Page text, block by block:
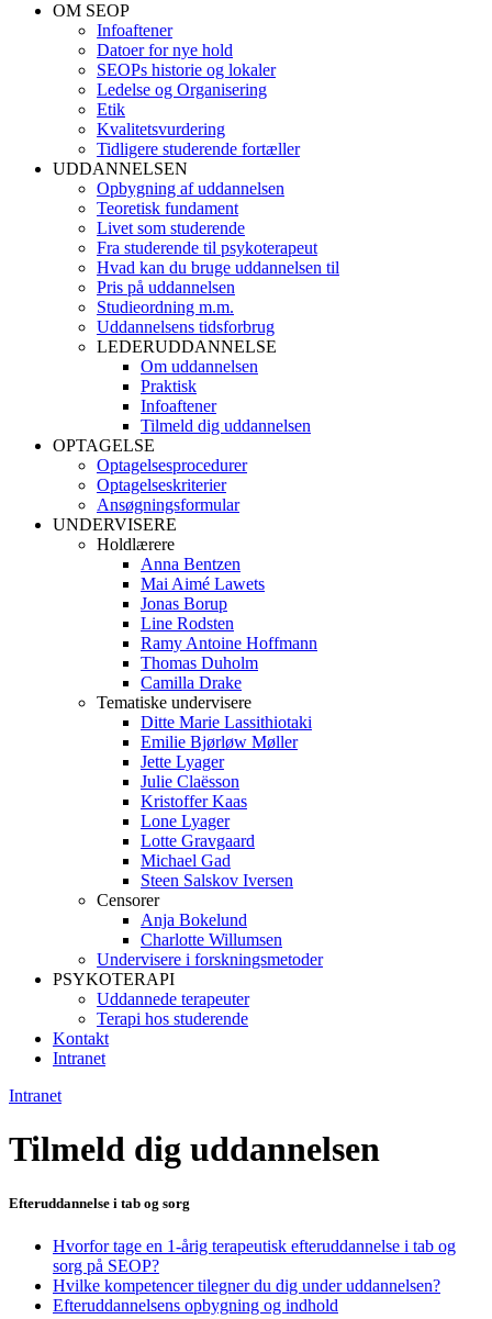
OM SEOP
Infoaftener
Datoer for nye hold
SEOPs historie og lokaler
Ledelse og Organisering
Etik
Kvalitetsvurdering
Tidligere studerende fortæller
UDDANNELSEN
Opbygning af uddannelsen
Teoretisk fundament
Livet som studerende
Fra studerende til psykoterapeut
Hvad kan du bruge uddannelsen til
Pris på uddannelsen
Studieordning m.m.
Uddannelsens tidsforbrug
LEDERUDDANNELSE
Om uddannelsen
Praktisk
Infoaftener
Tilmeld dig uddannelsen
OPTAGELSE
Optagelsesprocedurer
Optagelseskriterier
Ansøgningsformular
UNDERVISERE
Holdlærere
Anna Bentzen
Mai Aimé Lawets
Jonas Borup
Line Rodsten
Ramy Antoine Hoffmann
Thomas Duholm
Camilla Drake
Tematiske undervisere
Ditte Marie Lassithiotaki
Emilie Bjørløw Møller
Jette Lyager
Julie Claësson
Kristoffer Kaas
Lone Lyager
Lotte Gravgaard
Michael Gad
Steen Salskov Iversen
Censorer
Anja Bokelund
Charlotte Willumsen
Undervisere i forskningsmetoder
PSYKOTERAPI
Uddannede terapeuter
Terapi hos studerende
Kontakt
Intranet
Intranet
Tilmeld dig uddannelsen
Efteruddannelse i tab og sorg
Hvorfor tage en 1-årig terapeutisk efteruddannelse i tab og
sorg på SEOP?
Hvilke kompetencer tilegner du dig under uddannelsen?
Efteruddannelsens opbygning og indhold